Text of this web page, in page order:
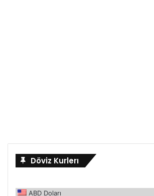
Döviz Kurlerı
ABD Doları